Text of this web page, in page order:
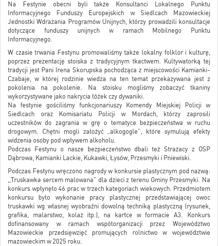
Na Festynie obecni byli także Konsultanci Lokalnego Punktu
Informacyjnego Funduszy Europejskich w Siedlcach Mazowieckiej
Jednostki Wdrażania Programów Unijnych, którzy prowadzili konsultacje
dotyczące funduszy unijnych w ramach Mobilnego Punktu
Informacyjnego.
W czasie trwania Festynu promowaliśmy także lokalny folklor i kulturę,
poprzez prezentację stoiska z tradycyjnym tkactwem. Kultywatorką tej
tradycji jest Pani Irena Skorupska pochodząca z miejscowości Kamianki-
Czabaje, w której rodzinie wiedza na ten temat przekazywana jest z
pokolenia na pokolenie. Na stoisku mogliśmy zobaczyć tkaniny
wykorzystywane jako nakrycia łóżek czy dywaniki.
Na festynie gościliśmy funkcjonariuszy Komendy Miejskiej Policji w
Siedlcach oraz Komisariatu Policji w Mordach, którzy zaprosili
uczestników do zagrania w grę o tematyce bezpieczeństwa w ruchu
drogowym. Chętni mogli założyć „alkogogle”, które symulują efekty
widzenia osoby pod wpływem alkoholu.
Podczas Festynu o nasze bezpieczeństwo dbali też Strażacy z OSP
Dąbrowa, Kamianki Lackie, Kukawki, Łysów, Przesmyki i Pniewiski.
Podczas Festynu wręczono nagrody w konkursie plastycznym pod nazwą:
,,Truskawka sercem malowana" dla dzieci z terenu Gminy Przesmyki. Na
konkurs wpłynęło 46 prac w trzech kategoriach wiekowych. Przedmiotem
konkursu było wykonanie pracy plastycznej przedstawiającej owoc
truskawki wg własnej wyobraźni dowolną techniką plastyczną (rysunek,
grafika, malarstwo, kolaż itp.), na kartce w formacie A3. Konkurs
dofinansowany w ramach współorganizacji przez Województwo
Mazowieckie przedsięwzięć promujących rolnictwo w województwie
mazowieckim w 2025 roku.